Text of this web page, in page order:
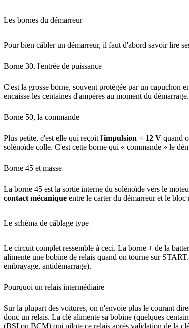
Les bornes du démarreur
Pour bien câbler un démarreur, il faut d'abord savoir lire
Borne 30, l'entrée de puissance
C'est la grosse borne, souvent protégée par un capuchon
encaisse les centaines d'ampères au moment du
Borne 50, la commande
Plus petite, c'est elle qui reçoit l'impulsion + 12 V quand
solénoïde colle. C'est cette borne qui « commande » le
Borne 45 et masse
La borne 45 est la sortie interne du solénoïde vers le
contact mécanique entre le carter du démarreur et le
Le schéma de câblage type
Le circuit complet ressemble à ceci. La borne + de la
alimente une bobine de relais quand on tourne sur
embrayage, antidémarrage).
Pourquoi un relais intermédiaire
Sur la plupart des voitures, on n'envoie plus le courant
donc un relais. La clé alimente sa bobine (quelques